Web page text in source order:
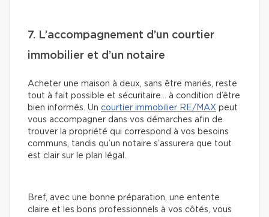
7. L’accompagnement d’un courtier
immobilier et d’un notaire
Acheter une maison à deux, sans être mariés, reste
tout à fait possible et sécuritaire… à condition d’être
bien informés. Un courtier immobilier RE/MAX peut
vous accompagner dans vos démarches afin de
trouver la propriété qui correspond à vos besoins
communs, tandis qu’un notaire s’assurera que tout
est clair sur le plan légal.
Bref, avec une bonne préparation, une entente
claire et les bons professionnels à vos côtés, vous